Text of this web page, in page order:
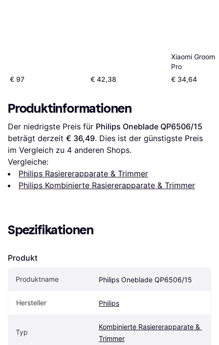
€ 97 € 42,38
Xiaomi
Pro
€ 34,64
Produktinformationen
Der niedrigste Preis für Philips Oneblade QP6506/15
beträgt derzeit € 36,49. Dies ist der günstigste Preis
im Vergleich zu 4 anderen Shops.
Vergleiche:
Philips Rasiererapparate & Trimmer
Philips Kombinierte Rasiererapparate & Trimmer
Spezifikationen
Produkt
Produktname Philips Oneblade QP6506/15
Hersteller Philips
Typ
Kombinierte Rasiererapparate &
Trimmer